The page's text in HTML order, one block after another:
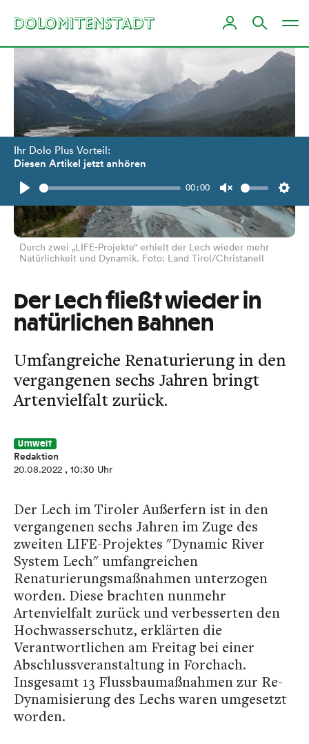
Ihr Dolo Plus Vorteil:
Diesen Artikel jetzt anhören
Play
00:00
Unmute
Durch zwei „LIFE-Projekte“ erhielt der Lech wieder mehr
Natürlichkeit und Dynamik. Foto: Land Tirol/Christanell
Der Lech fließt wieder in
natürlichen Bahnen
Umfangreiche Renaturierung in den
vergangenen sechs Jahren bringt
Artenvielfalt zurück.
Umwelt
Redaktion
20.08.2022 , 10:30 Uhr
Der Lech im Tiroler Außerfern ist in den
vergangenen sechs Jahren im Zuge des
zweiten LIFE-Projektes "Dynamic River
System Lech" umfangreichen
Renaturierungsmaßnahmen unterzogen
worden. Diese brachten nunmehr
Artenvielfalt zurück und verbesserten den
Hochwasserschutz, erklärten die
Verantwortlichen am Freitag bei einer
Abschlussveranstaltung in Forchach.
Insgesamt 13 Flussbaumaßnahmen zur Re-
Dynamisierung des Lechs waren umgesetzt
worden.